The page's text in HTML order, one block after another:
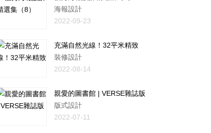
海報設計
2022-09-23
充滿自然光線！32平米精致
裝修設計
2022-08-14
親愛的圖書館 | VERSE雜誌版
版式設計
2022-07-11